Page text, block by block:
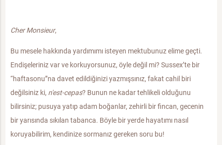
Cher Monsieur,
Bu mesele hakkında yardımımı isteyen mektubunuz elime geçti.
Endişeleriniz var ve korkuyorsunuz, öyle değil mi? Sussex’te bir
“haftasonu”na davet edildiğinizi yazmışsınız, fakat cahil biri
değilsiniz ki, n'est-cepas? Bunun ne kadar tehlikeli olduğunu
bilirsiniz; pusuya yatıp adam boğanlar, zehirli bir fincan, gecenin
bir yarısında sıkılan tabanca. Böyle bir yerde hayatımı nasıl
koruyabilirim, kendinize sormanız gereken soru bu!